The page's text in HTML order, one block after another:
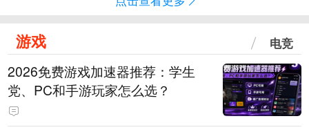
游戏 电竞
2026免费游戏加速器推荐：学生
党、PC和手游玩家怎么选？